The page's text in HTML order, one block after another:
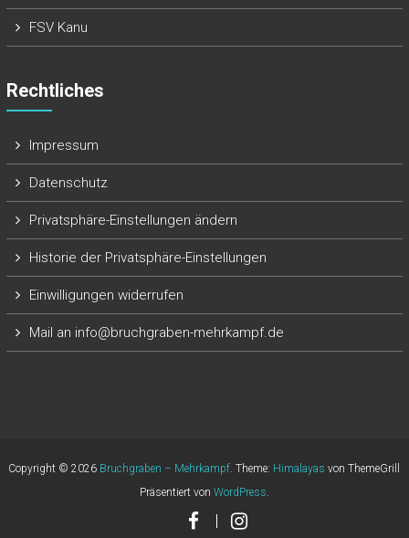
FSV Kanu
Rechtliches
Impressum
Datenschutz
Privatsphäre-Einstellungen ändern
Historie der Privatsphäre-Einstellungen
Einwilligungen widerrufen
Mail an info@bruchgraben-mehrkampf.de
Copyright © 2026 Bruchgraben – Mehrkampf. Theme: Himalayas von ThemeGrill
Präsentiert von WordPress.